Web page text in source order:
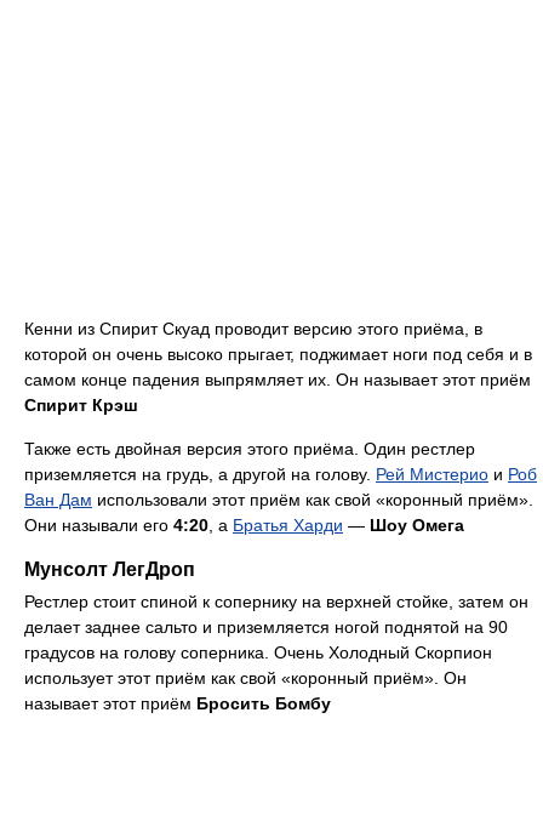
Кенни из Спирит Скуад проводит версию этого приёма, в
которой он очень высоко прыгает, поджимает ноги под себя и в
самом конце падения выпрямляет их. Он называет этот приём
Спирит Крэш
Также есть двойная версия этого приёма. Один рестлер
приземляется на грудь, а другой на голову. Рей Мистерио и Роб
Ван Дам использовали этот приём как свой «коронный приём».
Они называли его 4:20 , а Братья Харди — Шоу Омега
Мунсолт ЛегДроп
Рестлер стоит спиной к сопернику на верхней стойке, затем он
делает заднее сальто и приземляется ногой поднятой на 90
градусов на голову соперника. Очень Холодный Скорпион
использует этот приём как свой «коронный приём». Он
называет этот приём Бросить Бомбу